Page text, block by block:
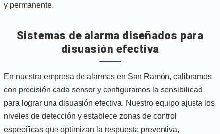
y permanente.
Sistemas de alarma diseñados para
disuasión efectiva
En nuestra empresa de alarmas en San Ramón, calibramos
con precisión cada sensor y configuramos la sensibilidad
para lograr una disuasión efectiva. Nuestro equipo ajusta los
niveles de detección y establece zonas de control
específicas que optimizan la respuesta preventiva,